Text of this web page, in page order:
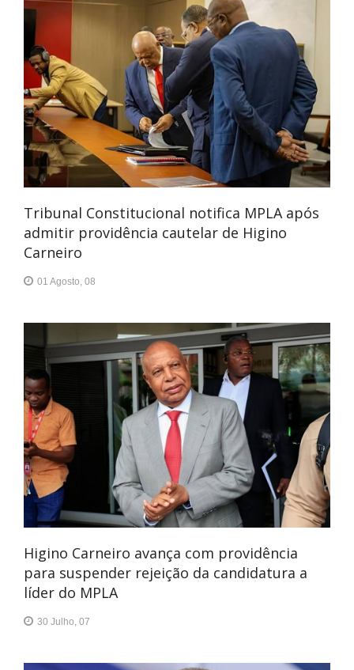
Tribunal Constitucional notifica MPLA após
admitir providência cautelar de Higino
Carneiro
01 Agosto, 08
Higino Carneiro avança com providência
para suspender rejeição da candidatura a
líder do MPLA
30 Julho, 07